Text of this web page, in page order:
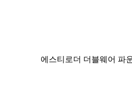
에스티로더 더블웨어 파